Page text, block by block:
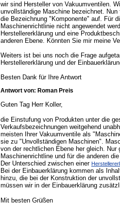
wir sind Hersteller von Vakuumventilen.
unvollständige Maschine bezeichnet.
die Bezeichnung "Komponente" auf. Für
Maschinenrichtlinie nicht angewendet
Herstellererklärung und eine
anderen Ebene. Könnten Sie mir meine
Weiters ist bei uns noch die Frage
Herstellererklärung und der
Besten Dank für Ihre Antwort
Antwort von: Roman Preis
Guten Tag Herr Koller,
die Einstufung von Produkten unter die
Verkaufsbezeichnungen weitgehend
meisten Ihrer Vakuumventile als
sie zu "Unvollständigen Maschinen".
von der rechtlichen Ebene her gleich.
Maschinenrichtline und für die anderen
Der Unterschied zwischen einer
Bei der Einbauerklärung kommen als
hinzu, die bei der Konstruktion der
müssen wir in der Einbauerklärung
Mit besten Grüßen